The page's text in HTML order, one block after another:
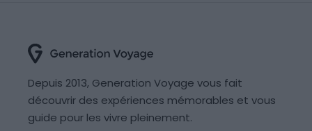
Depuis 2013, Generation Voyage vous fait
découvrir des expériences mémorables et vous
guide pour les vivre pleinement.